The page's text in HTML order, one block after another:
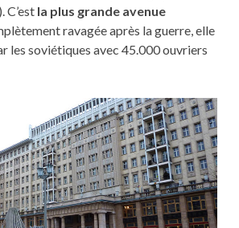
C’est la plus grande avenue
ravagée après la guerre, elle
les soviétiques avec 45.000 ouvriers